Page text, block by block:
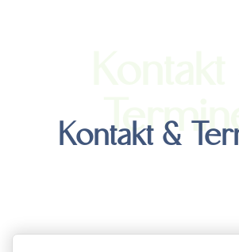
Kontakt &